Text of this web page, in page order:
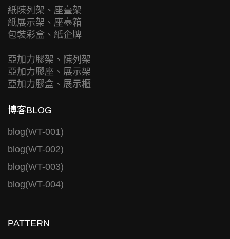
紙陳列架、座臺架
紙展示架、座臺箱
包裝彩盒、紙企牌
亞加力膠架、陳列架
亞加力膠座、展示架
亞加力膠盒、展示櫃
博客BLOG
blog(WT-001)
blog(WT-002)
blog(WT-003)
blog(WT-004)
PATTERN